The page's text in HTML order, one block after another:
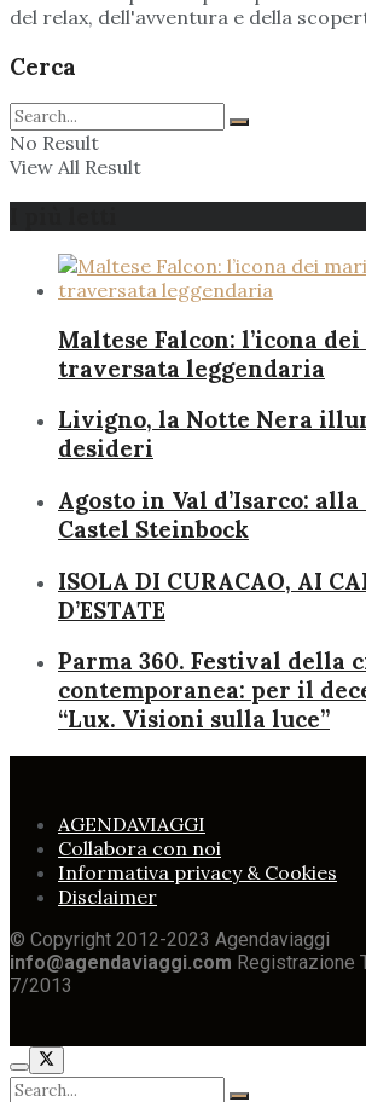
del relax, dell'avventura e della
Cerca
No Result
View All Result
Maltese Falcon: l’icona
traversata leggendaria
Livigno, la Notte Nera
desideri
Agosto in Val d’Isarco:
Castel Steinbock
ISOLA DI CURACAO, AI
D’ESTATE
Parma 360. Festival della
contemporanea: per il
“Lux. Visioni sulla luce”
AGENDAVIAGGI
Collabora con noi
Informativa privacy & Cookies
Disclaimer
© Copyright 2012-2023 Agendaviaggi
info@agendaviaggi.com Registrazione
7/2013